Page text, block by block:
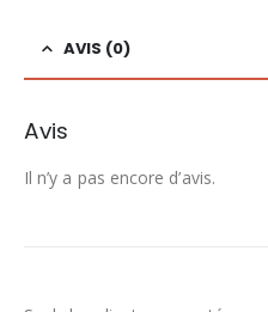
AVIS (0)
Avis
Il n’y a pas encore d’avis.